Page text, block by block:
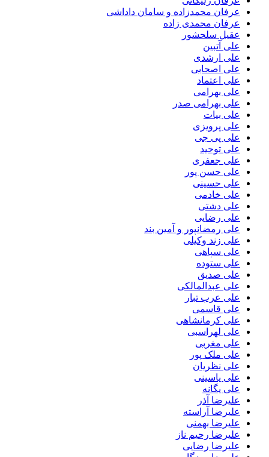
عرفان محمدزاده و سامان داداشی
عرفان محمدی زاده
عقیل سلحشور
علی آتبین
علی ارشدی
علی اصحابی
علی اعتماد
علی بهرامی
علی بهرامی صدر
علی بیات
علی پرویزی
علی پی جی
علی توحید
علی جعفری
علی حسن پور
علی حسینی
علی خادمی
علی دشتی
علی رضایی
علی رمضانپور و آمین بند
علی زند وکیلی
علی سپاهی
علی ستوده
علی صدیق
علی عبدالمالکی
علی عرب تبار
علی قاسمی
علی کرمانشاهی
علی لهراسبی
علی مغربی
علی ملک پور
علی نظریان
علی یاسینی
علی یگانه
علیرضا آذر
علیرضا آراسته
علیرضا بهمنی
علیرضا رحیم ناز
علیرضا رضایی